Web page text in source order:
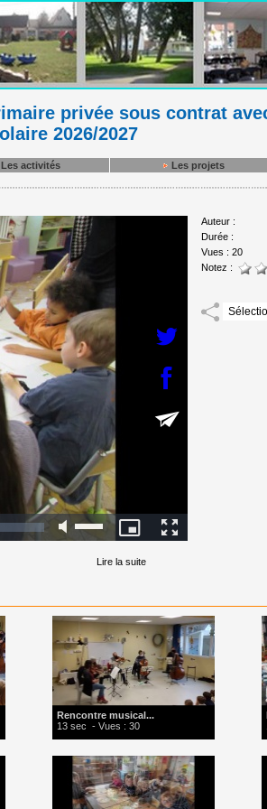
privée sous contrat
2026/2027
Les activités Les projets
Auteur :
Durée :
Vues : 20
Notez :
Lire la suite
Rencontre musical...
13 sec - Vues : 30